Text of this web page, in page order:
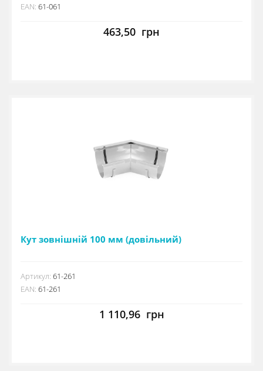
EAN: 61-061
463,50 грн
Кут зовнішній 100 мм (довільний)
Артикул: 61-261
EAN: 61-261
1 110,96грн